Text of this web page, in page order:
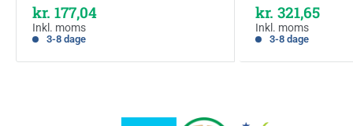
Kampagnepris
kr. 177,04
Inkl. moms
3-8 dage
kr. 321,65
Inkl. moms
3-8 dage